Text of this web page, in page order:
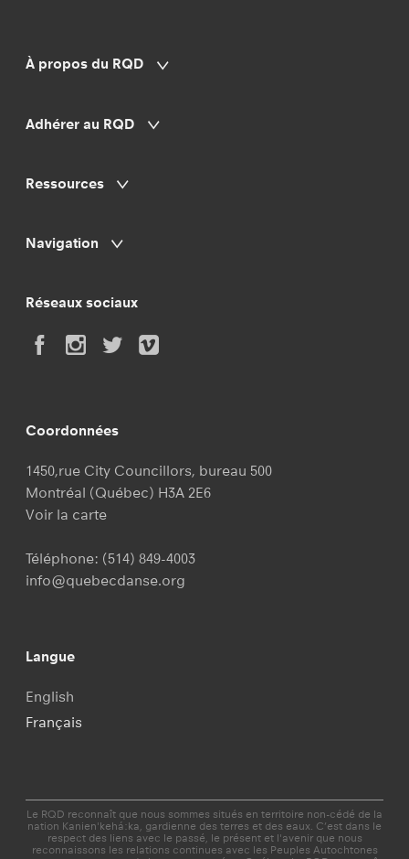
À propos du RQD
Adhérer au RQD
Ressources
Navigation
Réseaux sociaux
Coordonnées
1450,rue City Councillors, bureau 500
Montréal (Québec) H3A 2E6
Voir la carte
Téléphone: (514) 849-4003
info@quebecdanse.org
Langue
English
Français
Le RQD reconnaît que nous sommes situés en territoire non-cédé de la
nation Kanien'kehá:ka, gardienne des terres et des eaux. C’est dans le
respect des liens avec le passé, le présent et l'avenir que nous
reconnaissons les relations continues avec les Peuples Autochtones